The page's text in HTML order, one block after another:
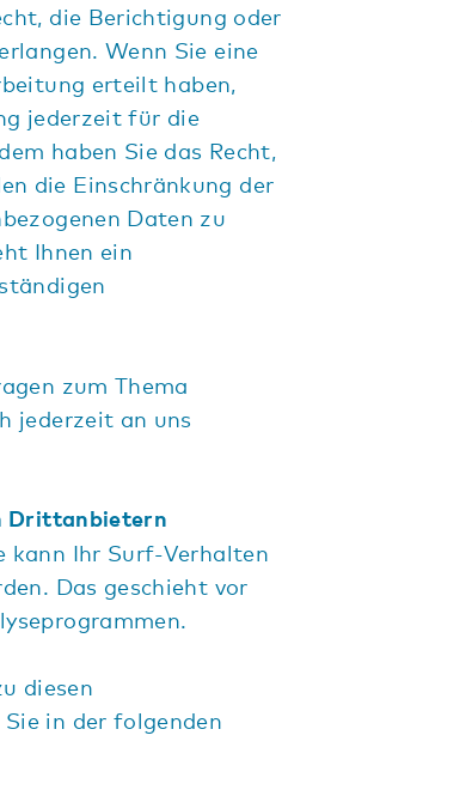
die Berichtigung oder
Wenn Sie eine
erteilt haben,
jederzeit für die
haben Sie das Recht,
die Einschränkung der
Daten zu
Ihnen ein
zum Thema
jederzeit an uns
Drittanbietern
kann Ihr Surf-Verhalten
Das geschieht vor
diesen
in der folgenden